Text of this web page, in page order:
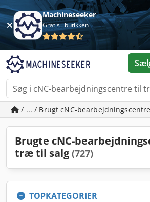
Machineseeker
Gratis i butikken
/ ... / Brugt cNC-
Brugte cNC-
træ til salg (727)
TOPKATEGORIER